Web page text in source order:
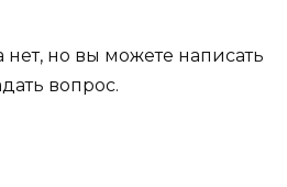
но вы можете написать
вопрос.